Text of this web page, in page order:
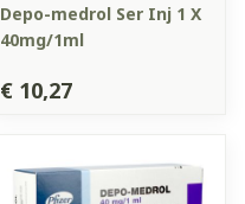
Depo-medrol Ser Inj 1 X
40mg/1ml
€ 10,27